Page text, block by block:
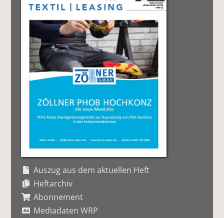
Auszug aus dem aktuellen Heft
Heftarchiv
Abonnement
Mediadaten WRP